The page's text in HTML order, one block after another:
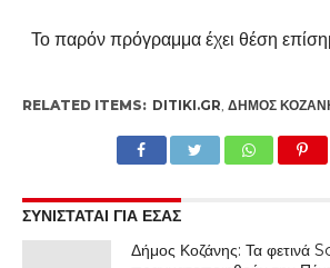
Το παρόν πρόγραμμα έχει θέση
RELATED ITEMS: DITIKI.GR ΔΉΜΟΣ
ΣΥΝΙΣΤΑΤΑΙ ΓΙΑ ΕΣΑΣ
Δήμος Κοζάνης: Τα φετινά